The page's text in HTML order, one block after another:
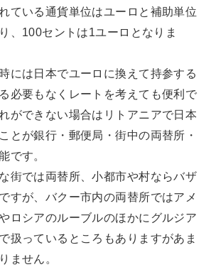
ている通貨単位はユーロと補助単位
、100セントは1ユーロとなりま
には日本でユーロに換えて持参する
必要もなくレートを考えても便利で
ができない場合はリトアニアで日本
とが銀行・郵便局・街中の両替所・
です。
街では両替所、小都市や村ならバザ
すが、バクー市内の両替所ではアメ
ロシアのルーブルのほかにグルジア
扱っているところもありますがあま
ません。